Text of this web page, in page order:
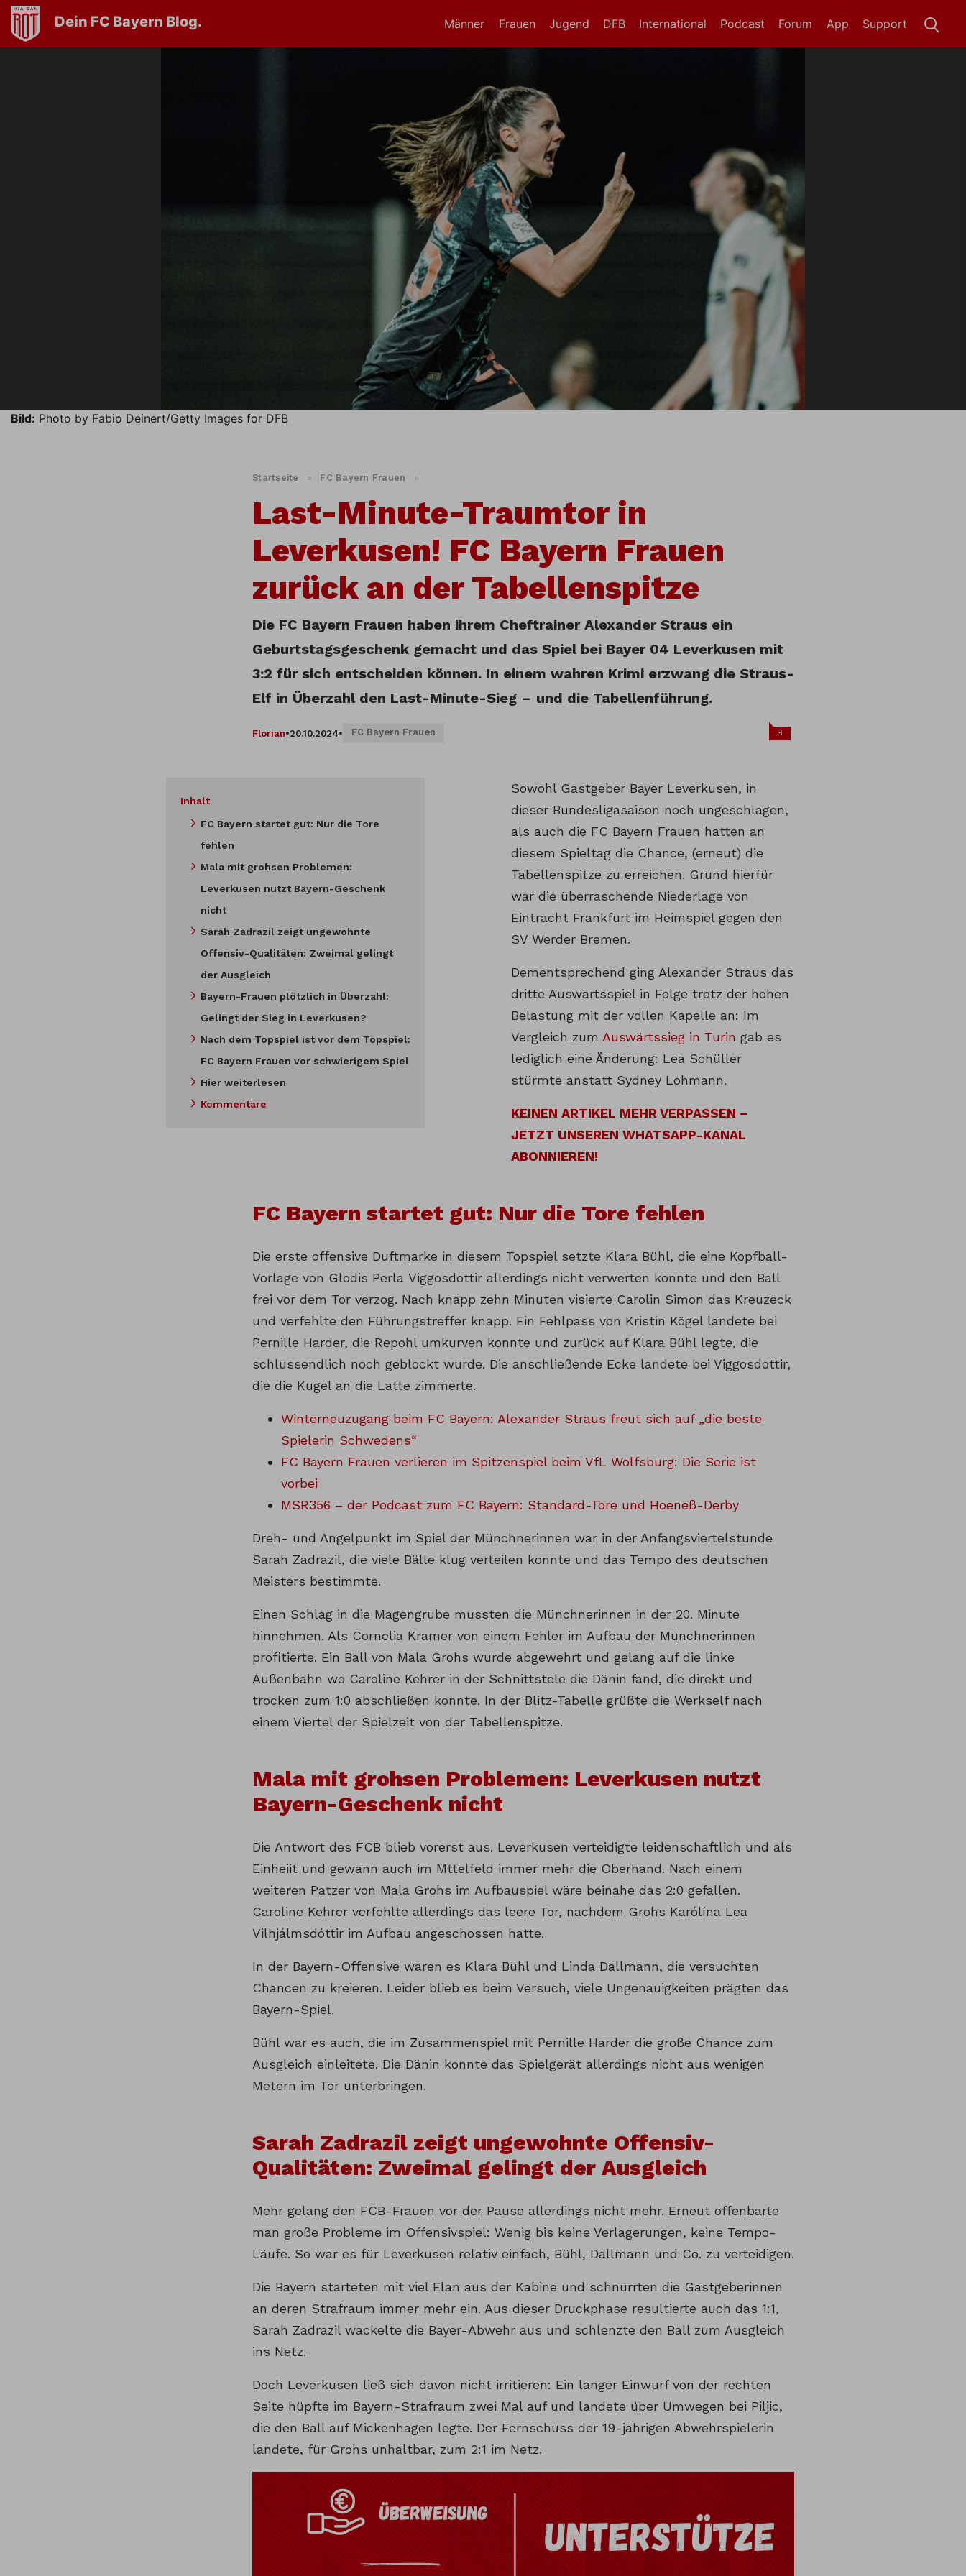
Dein FC Bayern Blog. Männer Frauen Jugend DFB International Support
App
Forum
Podcast
Bild: Photo by Fabio Deinert/Getty Images for DFB
Startseite » FC Bayern Frauen »
Last-Minute-Traumtor in
Leverkusen! FC Bayern Frauen
zurück an der Tabellenspitze
Die FC Bayern Frauen haben ihrem Cheftrainer Alexander Straus ein
Geburtstagsgeschenk gemacht und das Spiel bei Bayer 04 Leverkusen mit
3:2 für sich entscheiden können. In einem wahren Krimi erzwang die Straus-
Elf in Überzahl den Last-Minute-Sieg – und die Tabellenführung.
Florian•20.10.2024• FC Bayern Frauen 9
Inhalt
FC Bayern startet gut: Nur die Tore
fehlen
Mala mit grohsen Problemen:
Leverkusen nutzt Bayern-Geschenk
nicht
Sarah Zadrazil zeigt ungewohnte
Offensiv-Qualitäten: Zweimal gelingt
der Ausgleich
Bayern-Frauen plötzlich in Überzahl:
Gelingt der Sieg in Leverkusen?
Nach dem Topspiel ist vor dem Topspiel:
FC Bayern Frauen vor schwierigem Spiel
Hier weiterlesen
Kommentare
Sowohl Gastgeber Bayer Leverkusen, in
dieser Bundesligasaison noch ungeschlagen,
als auch die FC Bayern Frauen hatten an
diesem Spieltag die Chance, (erneut) die
Tabellenspitze zu erreichen. Grund hierfür
war die überraschende Niederlage von
Eintracht Frankfurt im Heimspiel gegen den
SV Werder Bremen.
Dementsprechend ging Alexander Straus das
dritte Auswärtsspiel in Folge trotz der hohen
Belastung mit der vollen Kapelle an: Im
Vergleich zum Auswärtssieg in Turin gab es
lediglich eine Änderung: Lea Schüller
stürmte anstatt Sydney Lohmann.
KEINEN ARTIKEL MEHR VERPASSEN –
JETZT UNSEREN WHATSAPP-KANAL
ABONNIEREN!
FC Bayern startet gut: Nur die Tore fehlen
Die erste offensive Duftmarke in diesem Topspiel setzte Klara Bühl, die eine Kopfball-
Vorlage von Glodis Perla Viggosdottir allerdings nicht verwerten konnte und den Ball
frei vor dem Tor verzog. Nach knapp zehn Minuten visierte Carolin Simon das Kreuzeck
und verfehlte den Führungstreffer knapp. Ein Fehlpass von Kristin Kögel landete bei
Pernille Harder, die Repohl umkurven konnte und zurück auf Klara Bühl legte, die
schlussendlich noch geblockt wurde. Die anschließende Ecke landete bei Viggosdottir,
die die Kugel an die Latte zimmerte.
Winterneuzugang beim FC Bayern: Alexander Straus freut sich auf „die beste
Spielerin Schwedens“
FC Bayern Frauen verlieren im Spitzenspiel beim VfL Wolfsburg: Die Serie ist
vorbei
MSR356 – der Podcast zum FC Bayern: Standard-Tore und Hoeneß-Derby
Dreh- und Angelpunkt im Spiel der Münchnerinnen war in der Anfangsviertelstunde
Sarah Zadrazil, die viele Bälle klug verteilen konnte und das Tempo des deutschen
Meisters bestimmte.
Einen Schlag in die Magengrube mussten die Münchnerinnen in der 20. Minute
hinnehmen. Als Cornelia Kramer von einem Fehler im Aufbau der Münchnerinnen
profitierte. Ein Ball von Mala Grohs wurde abgewehrt und gelang auf die linke
Außenbahn wo Caroline Kehrer in der Schnittstele die Dänin fand, die direkt und
trocken zum 1:0 abschließen konnte. In der Blitz-Tabelle grüßte die Werkself nach
einem Viertel der Spielzeit von der Tabellenspitze.
Mala mit grohsen Problemen: Leverkusen nutzt
Bayern-Geschenk nicht
Die Antwort des FCB blieb vorerst aus. Leverkusen verteidigte leidenschaftlich und als
Einheiit und gewann auch im Mttelfeld immer mehr die Oberhand. Nach einem
weiteren Patzer von Mala Grohs im Aufbauspiel wäre beinahe das 2:0 gefallen.
Caroline Kehrer verfehlte allerdings das leere Tor, nachdem Grohs Karólína Lea
Vilhjálmsdóttir im Aufbau angeschossen hatte.
In der Bayern-Offensive waren es Klara Bühl und Linda Dallmann, die versuchten
Chancen zu kreieren. Leider blieb es beim Versuch, viele Ungenauigkeiten prägten das
Bayern-Spiel.
Bühl war es auch, die im Zusammenspiel mit Pernille Harder die große Chance zum
Ausgleich einleitete. Die Dänin konnte das Spielgerät allerdings nicht aus wenigen
Metern im Tor unterbringen.
Sarah Zadrazil zeigt ungewohnte Offensiv-
Qualitäten: Zweimal gelingt der Ausgleich
Mehr gelang den FCB-Frauen vor der Pause allerdings nicht mehr. Erneut offenbarte
man große Probleme im Offensivspiel: Wenig bis keine Verlagerungen, keine Tempo-
Läufe. So war es für Leverkusen relativ einfach, Bühl, Dallmann und Co. zu verteidigen.
Die Bayern starteten mit viel Elan aus der Kabine und schnürrten die Gastgeberinnen
an deren Strafraum immer mehr ein. Aus dieser Druckphase resultierte auch das 1:1,
Sarah Zadrazil wackelte die Bayer-Abwehr aus und schlenzte den Ball zum Ausgleich
ins Netz.
Doch Leverkusen ließ sich davon nicht irritieren: Ein langer Einwurf von der rechten
Seite hüpfte im Bayern-Strafraum zwei Mal auf und landete über Umwegen bei Piljic,
die den Ball auf Mickenhagen legte. Der Fernschuss der 19-jährigen Abwehrspielerin
landete, für Grohs unhaltbar, zum 2:1 im Netz.